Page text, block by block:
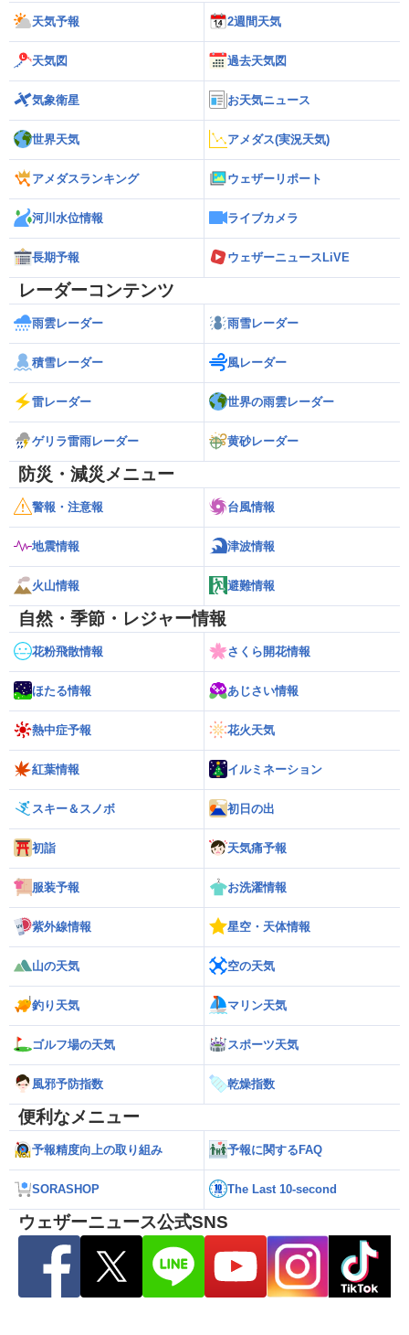
天気予報 2週間天気
天気図 過去天気図
気象衛星 お天気ニュース
世界天気 アメダス(実況天気)
アメダスランキング ウェザーリポート
河川水位情報 ライブカメラ
長期予報 ウェザーニュースLiVE
レーダーコンテンツ
雨雲レーダー 雨雪レーダー
積雪レーダー 風レーダー
雷レーダー 世界の雨雲レーダー
ゲリラ雷雨レーダー 黄砂レーダー
防災・減災メニュー
警報・注意報 台風情報
地震情報 津波情報
火山情報 避難情報
自然・季節・レジャー情報
花粉飛散情報 さくら開花情報
ほたる情報 あじさい情報
熱中症予報 花火天気
紅葉情報 イルミネーション
スキー＆スノボ 初日の出
初詣 天気痛予報
服装予報 お洗濯情報
紫外線情報 星空・天体情報
山の天気 空の天気
釣り天気 マリン天気
ゴルフ場の天気 スポーツ天気
風邪予防指数 乾燥指数
便利なメニュー
予報精度向上の取り組み 予報に関するFAQ
SORASHOP The Last 10-second
ウェザーニュース公式SNS